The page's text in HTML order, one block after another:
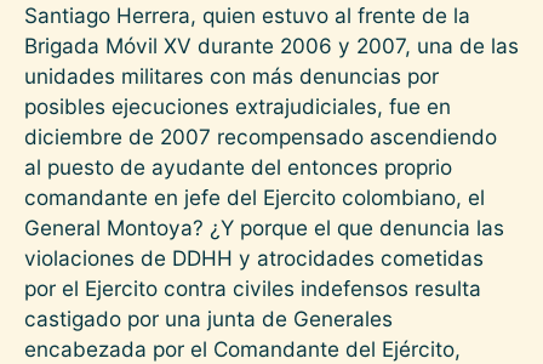
Santiago Herrera, quien estuvo al frente de la
Brigada Móvil XV durante 2006 y 2007, una de las
unidades militares con más denuncias por
posibles ejecuciones extrajudiciales, fue en
diciembre de 2007 recompensado ascendiendo
al puesto de ayudante del entonces proprio
comandante en jefe del Ejercito colombiano, el
General Montoya? ¿Y porque el que denuncia las
violaciones de DDHH y atrocidades cometidas
por el Ejercito contra civiles indefensos resulta
castigado por una junta de Generales
encabezada por el Comandante del Ejército,